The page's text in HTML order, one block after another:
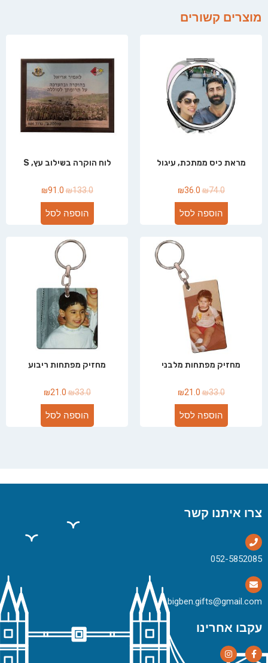
מוצרים קשורים
מראת כיס ממתכת, עיגול
₪74.0
₪36.0
הוספה לסל
לוח הוקרה בשילוב עץ, S
₪133.0
₪91.0
הוספה לסל
מחזיק מפתחות מלבני
₪33.0
₪21.0
הוספה לסל
מחזיק מפתחות ריבוע
₪33.0
₪21.0
הוספה לסל
צרו איתנו קשר
bigben.gifts@gmail.com
עקבו אחרינו